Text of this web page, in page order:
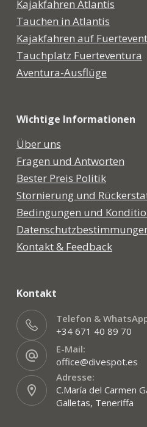
Kajakfahren Atlantis
Tauchen in Atlantis
Kajakfahren auf
Tauchplatz Fuerteventura
Aventura-Ausflüge
Wichtige Informationen
Über uns
Fragen und Antworten
Bester Preis Politik
Stornierung und
Bedingungen und
Kontakt & Feedback
Kontakt
Telefon &
+34 671 40 89 70
E-Mail:
office@divespot.es
Adresse:
C.María del Carmen
Galletas, Teneriffa